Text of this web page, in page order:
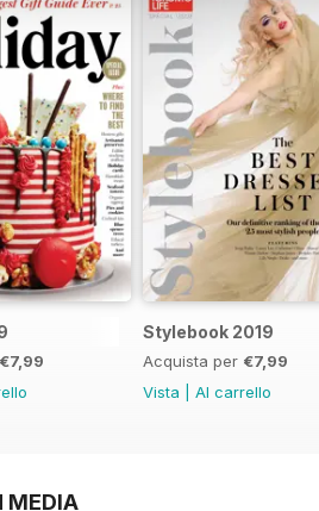
€7,99
Stylebook 2019
Acquista per €7,99
Vista
Al carrello
MEDIA